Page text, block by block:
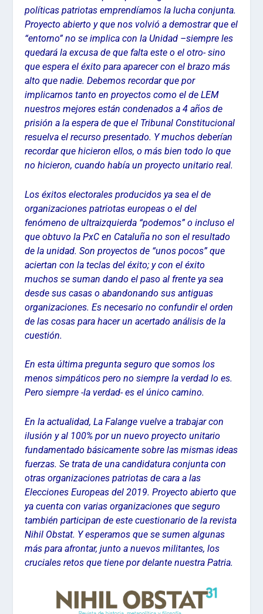
políticas patriotas emprendíamos la lucha conjunta.
Proyecto abierto y que nos volvió a demostrar que el
“entorno” no se implica con la Unidad –siempre les
quedará la excusa de que falta este o el otro- sino
que espera el éxito para aparecer con el brazo más
alto que nadie. Debemos recordar que por
implicarnos tanto en proyectos como el de LEM
nuestros mejores están condenados a 4 años de
prisión a la espera de que el Tribunal Constitucional
resuelva el recurso presentado. Y muchos deberían
recordar que hicieron ellos, o más bien todo lo que
no hicieron, cuando había un proyecto unitario real.
Los éxitos electorales producidos ya sea el de
organizaciones patriotas europeas o el del
fenómeno de ultraizquierda “podemos” o incluso el
que obtuvo la PxC en Cataluña no son el resultado
de la unidad. Son proyectos de “unos pocos” que
aciertan con la teclas del éxito; y con el éxito
muchos se suman dando el paso al frente ya sea
desde sus casas o abandonando sus antiguas
organizaciones. Es necesario no confundir el orden
de las cosas para hacer un acertado análisis de la
cuestión.
En esta última pregunta seguro que somos los
menos simpáticos pero no siempre la verdad lo es.
Pero siempre -la verdad- es el único camino.
En la actualidad, La Falange vuelve a trabajar con
ilusión y al 100% por un nuevo proyecto unitario
fundamentado básicamente sobre las mismas ideas
fuerzas. Se trata de una candidatura conjunta con
otras organizaciones patriotas de cara a las
Elecciones Europeas del 2019. Proyecto abierto que
ya cuenta con varias organizaciones que seguro
también participan de este cuestionario de la revista
Nihil Obstat. Y esperamos que se sumen algunas
más para afrontar, junto a nuevos militantes, los
cruciales retos que tiene por delante nuestra Patria.